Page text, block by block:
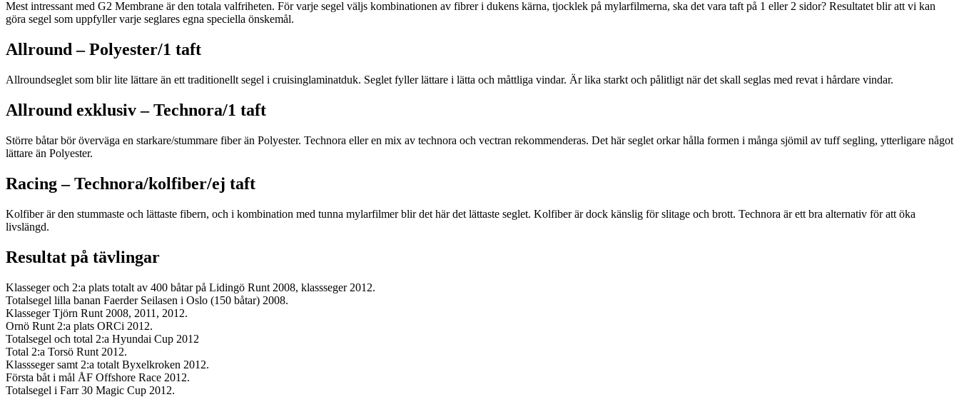
Mest intressant med G2 Membrane är den totala valfriheten. För varje segel väljs kombinationen av fibrer i dukens kärna, tjocklek på mylarfilmerna, ska det vara taft på 1 eller 2 sidor? Resultatet blir att vi kan
göra segel som uppfyller varje seglares egna speciella önskemål.
Allround – Polyester/1 taft
Allroundseglet som blir lite lättare än ett traditionellt segel i cruisinglaminatduk. Seglet fyller lättare i lätta och måttliga vindar. Är lika starkt och pålitligt när det skall seglas med revat i hårdare vindar.
Allround exklusiv – Technora/1 taft
Större båtar bör överväga en starkare/stummare fiber än Polyester. Technora eller en mix av technora och vectran rekommenderas. Det här seglet orkar hålla formen i många sjömil av tuff segling, ytterligare något
lättare än Polyester.
Racing – Technora/kolfiber/ej taft
Kolfiber är den stummaste och lättaste fibern, och i kombination med tunna mylarfilmer blir det här det lättaste seglet. Kolfiber är dock känslig för slitage och brott. Technora är ett bra alternativ för att öka
livslängd.
Resultat på tävlingar
Klasseger och 2:a plats totalt av 400 båtar på Lidingö Runt 2008, klassseger 2012.
Totalsegel lilla banan Faerder Seilasen i Oslo (150 båtar) 2008.
Klasseger Tjörn Runt 2008, 2011, 2012.
Ornö Runt 2:a plats ORCi 2012.
Totalsegel och total 2:a Hyundai Cup 2012
Total 2:a Torsö Runt 2012.
Klassseger samt 2:a totalt Byxelkroken 2012.
Första båt i mål ÅF Offshore Race 2012.
Totalsegel i Farr 30 Magic Cup 2012.